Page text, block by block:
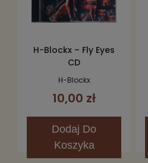
H-Blockx – Fly Eyes
CD
H-Blockx
10,00 zł
Dodaj Do
Koszyka